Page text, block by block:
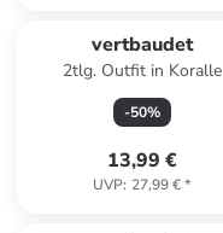
vertbaudet
2tlg. Outfit in Koralle
-50%
13,99 €
UVP: 27,99 €*